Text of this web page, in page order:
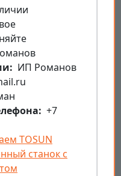
ИП Романов
+7
TOSUN
станок с